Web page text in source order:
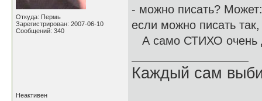
Откуда: Пермь
Зарегистрирован: 2007-06-10
Сообщений: 340
- можно писать?
если можно писать
А само СТИХО
Каждый сам
Неактивен